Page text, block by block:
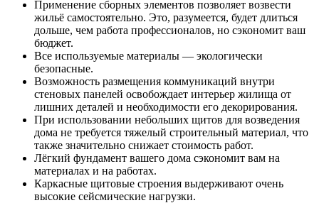
Применение сборных элементов позволяет возвести
жильё самостоятельно. Это, разумеется, будет длиться
дольше, чем работа профессионалов, но сэкономит ваш
бюджет.
Все используемые материалы — экологически
безопасные.
Возможность размещения коммуникаций внутри
стеновых панелей освобождает интерьер жилища от
лишних деталей и необходимости его декорирования.
При использовании небольших щитов для возведения
дома не требуется тяжелый строительный материал, что
также значительно снижает стоимость работ.
Лёгкий фундамент вашего дома сэкономит вам на
материалах и на работах.
Каркасные щитовые строения выдерживают очень
высокие сейсмические нагрузки.